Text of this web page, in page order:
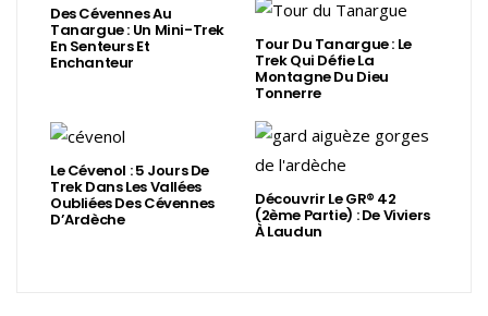
Des Cévennes Au
Tanargue : Un Mini-Trek
En Senteurs Et
Enchanteur
Tour Du Tanargue : Le
Trek Qui Défie La
Montagne Du Dieu
Tonnerre
Le Cévenol : 5 Jours De
Trek Dans Les Vallées
Oubliées Des Cévennes
D’Ardèche
Découvrir Le GR® 42
(2ème Partie) : De Viviers
À Laudun